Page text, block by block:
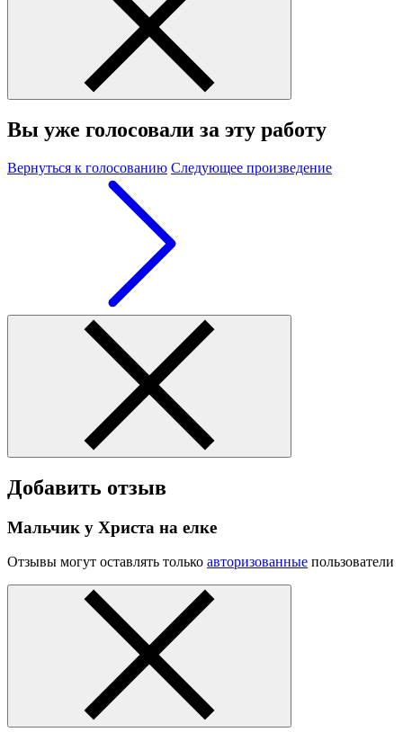
Вы уже голосовали за эту работу
Вернуться к голосованию Следующее произведение
Добавить отзыв
Мальчик у Христа на елке
Отзывы могут оставлять только авторизованные пользователи